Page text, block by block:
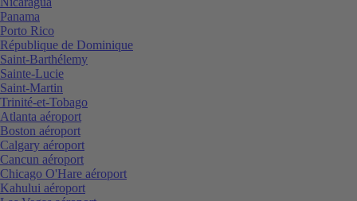
Panama
Porto Rico
République de Dominique
Saint-Barthélemy
Sainte-Lucie
Saint-Martin
Trinité-et-Tobago
Atlanta aéroport
Boston aéroport
Calgary aéroport
Cancun aéroport
Chicago O'Hare aéroport
Kahului aéroport